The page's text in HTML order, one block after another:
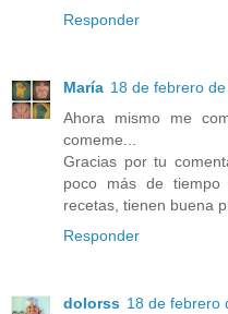
Responder
María 18 de febrero
Ahora mismo me
comeme...
Gracias por tu
poco más de
recetas, tienen buena
Responder
dolorss 18 de febrero